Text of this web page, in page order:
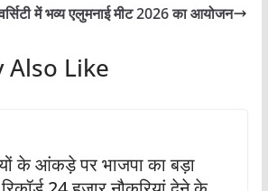
में भव्य एलुमनाई मीट 2026 का आयोजन
Also Like
के आंकड़े पर भाजपा का बड़ा